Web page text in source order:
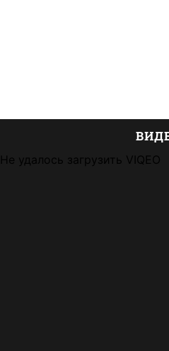
Не удалось загрузить VIQEO